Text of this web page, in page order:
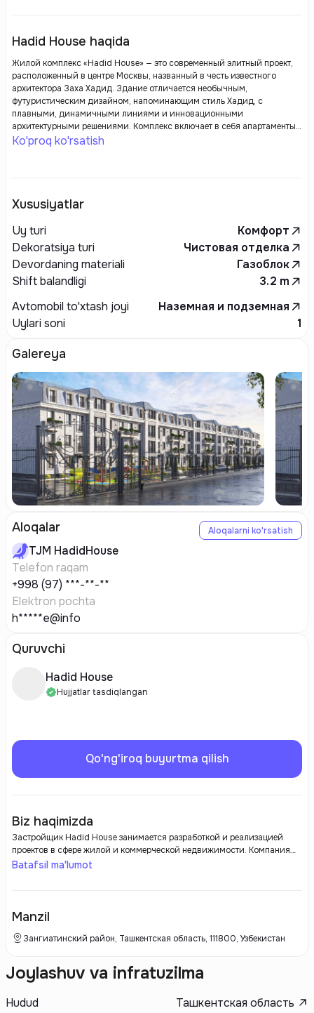
Hadid House haqida
Жилой комплекс «Hadid House» — это современный элитный проект,
расположенный в центре Москвы, названный в честь известного
архитектора Заха Хадид. Здание отличается необычным,
футуристическим дизайном, напоминающим стиль Хадид, с
плавными, динамичными линиями и инновационными
архитектурными решениями. Комплекс включает в себя апартаменты
премиум-класса с высококачественной отделкой, панорамными
Ko'proq ko'rsatish
Xususiyatlar
Uy turi
Комфорт
Dekoratsiya turi
Чистовая отделка
Devordaning materiali
Газоблок
Shift balandligi
3.2 m
Avtomobil to'xtash joyi
Наземная и подземная
Uylari soni
1
Galereya
Aloqalar Aloqalarni ko'rsatish
TJM HadidHouse
Telefon raqam
+998 (97) ***-**-**
Elektron pochta
h*****e@info
Quruvchi
Hadid House
Hujjatlar tasdiqlangan
Qo'ng'iroq buyurtma qilish
Biz haqimizda
Застройщик Hadid House занимается разработкой и реализацией
проектов в сфере жилой и коммерческой недвижимости. Компания
славится высоким качеством строительства и оригинальными
клиентов.
Batafsil ma'lumot
Manzil
Зангиатинский район, Ташкентская область, 111800, Узбекистан
Joylashuv va infratuzilma
Hudud Ташкентская область